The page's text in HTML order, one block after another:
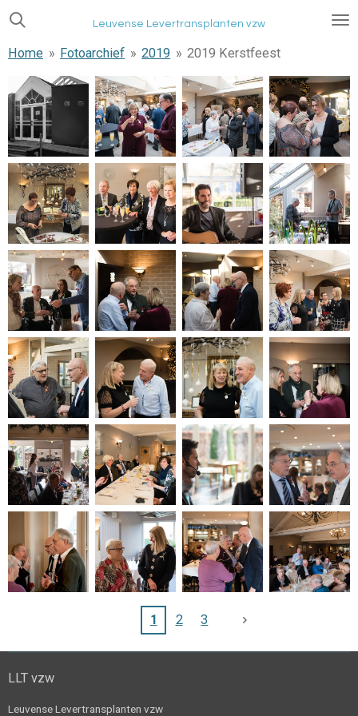
Ga
naar
hoofdinhoud
Leuvense Levertransplanten vzw
Home » Fotoarchief » 2019 » 2019 Kerstfeest
1 2 3
LLT vzw
Leuvense Levertransplanten vzw